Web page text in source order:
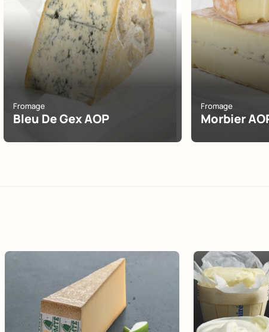
Fromage
Bleu De Gex AOP
Fromage
Morbier